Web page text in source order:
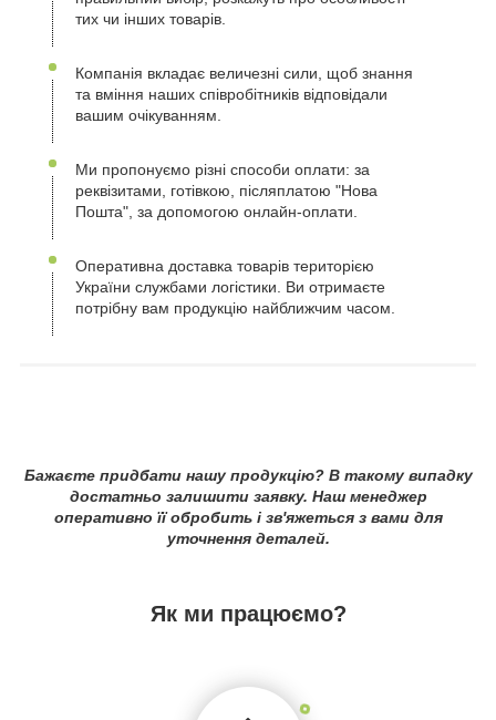
тих чи інших товарів.
Компанія вкладає величезні сили, щоб знання
та вміння наших співробітників відповідали
вашим очікуванням.
Ми пропонуємо різні способи оплати: за
реквізитами, готівкою, післяплатою "Нова
Пошта", за допомогою онлайн-оплати.
Оперативна доставка товарів територією
України службами логістики. Ви отримаєте
потрібну вам продукцію найближчим часом.
Бажаєте придбати нашу продукцію? В такому випадку
достатньо залишити заявку. Наш менеджер
оперативно її обробить і зв'яжеться з вами для
уточнення деталей.
Як ми працюємо?